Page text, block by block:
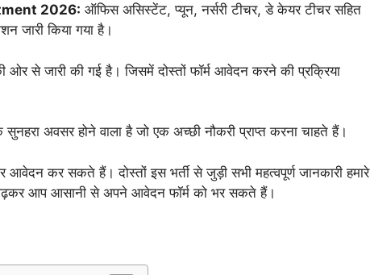
2026: ऑफिस असिस्टेंट, प्यून, नर्सरी टीचर, डे केयर टीचर सहित
जारी किया गया है।
से जारी की गई है। जिसमें दोस्तों फॉर्म आवेदन करने की प्रक्रिया
सुनहरा अवसर होने वाला है जो एक अच्छी नौकरी प्राप्त करना चाहते हैं।
आवेदन कर सकते हैं। दोस्तों इस भर्ती से जुड़ी सभी महत्वपूर्ण जानकारी हमारे
आप आसानी से अपने आवेदन फॉर्म को भर सकते हैं।